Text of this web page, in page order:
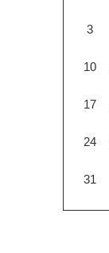
3
10
17
24
31